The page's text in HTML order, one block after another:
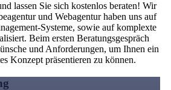
lassen Sie sich kostenlos beraten! Wir
und Webagentur haben uns auf
Systeme, sowie auf komplexte
Beim ersten Beratungsgespräch
und Anforderungen, um Ihnen ein
Konzept präsentieren zu können.